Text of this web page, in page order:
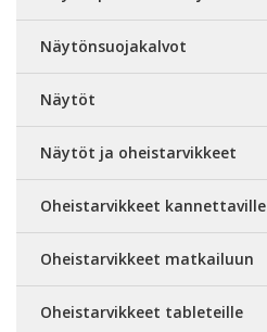
Näytönsuojakalvot
Näytöt
Näytöt ja oheistarvikkeet
Oheistarvikkeet kannettaville
Oheistarvikkeet matkailuun
Oheistarvikkeet tableteille